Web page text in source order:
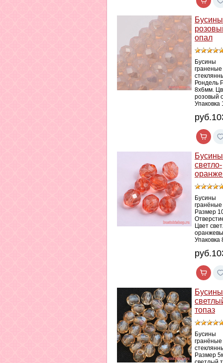
Бусины
опал
Бусины
граненые
Рондель
8х6мм.
розовый
Упаковка
Бусины
светло-
Бусины
гранёные
Размер
Цвет
Упаковка
Бусины
топаз
Бусины
гранёные
Размер